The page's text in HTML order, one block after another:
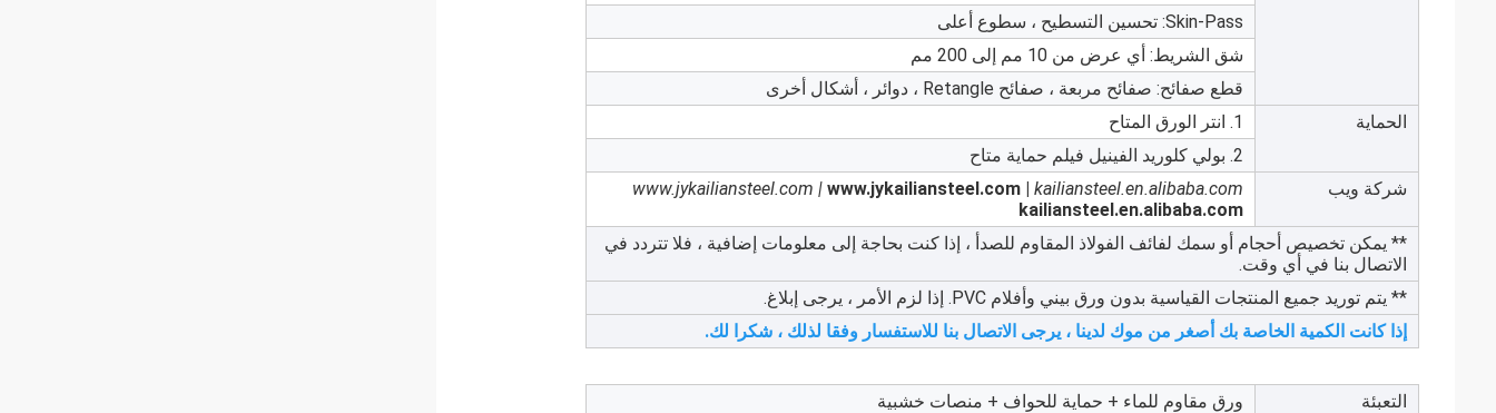
Skin-Pass: تحسين التسطيح ، سطوع أعلى
شق الشريط: أي عرض من 10 مم إلى 200 مم
قطع صفائح: صفائح مربعة ، صفائح Retangle ، دوائر ، أشكال أخرى
الحماية
1. انتر الورق المتاح
2. بولي كلوريد الفينيل فيلم حماية متاح
شركة ويب
www.jykailiansteel.com | www.jykailiansteel.com | kailiansteel.en.alibaba.com
kailiansteel.en.alibaba.com
** يمكن تخصيص أحجام أو سمك لفائف الفولاذ المقاوم للصدأ ، إذا كنت بحاجة إلى معلومات إضافية ، فلا تتردد في
الاتصال بنا في أي وقت.
** يتم توريد جميع المنتجات القياسية بدون ورق بيني وأفلام PVC. إذا لزم الأمر ، يرجى إبلاغ.
إذا كانت الكمية الخاصة بك أصغر من موك لدينا ، يرجى الاتصال بنا للاستفسار وفقا لذلك ، شكرا لك.
التعبئة ورق مقاوم للماء + حماية للحواف + منصات خشبية